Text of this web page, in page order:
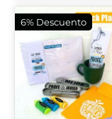
6% Descuento